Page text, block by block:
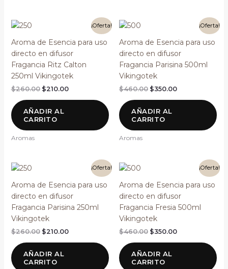
¡Oferta!
Aroma de Esencia para uso
directo en difusor
Fragancia Ritz Calton
250ml Vikingotek
$260.00
original
$260.00.
$210.00
actual
$210.00.
AÑADIR AL
CARRITO
Aromas
¡Oferta!
Aroma de Esencia para uso
directo en difusor
Fragancia Parisina 500ml
Vikingotek
$460.00
original
$460.00.
$350.00
actual
$350.00.
AÑADIR AL
CARRITO
Aromas
¡Oferta!
Aroma de Esencia para uso
directo en difusor
Fragancia Parisina 250ml
Vikingotek
$260.00
original
era:
$260.00.
$210.00
actual
es:
$210.00.
AÑADIR AL
CARRITO
¡Oferta!
Aroma de Esencia para uso
directo en difusor
Fragancia Fresia 500ml
Vikingotek
$460.00
original
era:
$460.00.
$350.00
actual
es:
$350.00.
AÑADIR AL
CARRITO